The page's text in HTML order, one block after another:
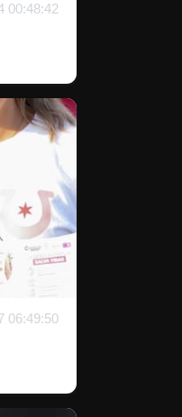
00:48:42
06:49:50